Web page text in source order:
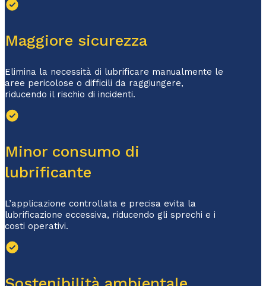
Maggiore sicurezza
Elimina la necessità di lubrificare manualmente le
aree pericolose o difficili da raggiungere,
riducendo il rischio di incidenti.
Minor consumo di
lubrificante
L’applicazione controllata e precisa evita la
lubrificazione eccessiva, riducendo gli sprechi e i
costi operativi.